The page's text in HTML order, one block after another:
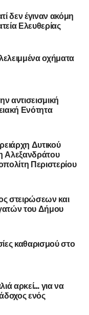
δεν έγιναν ακόμη
Ελευθερίας
οχήματα
αντισεισμική
Ενότητα
Δυτικού
Περιστερίου
στειρώσεων και
του Δήμου
καθαρισμού στο
αρκεί… για να
ενός